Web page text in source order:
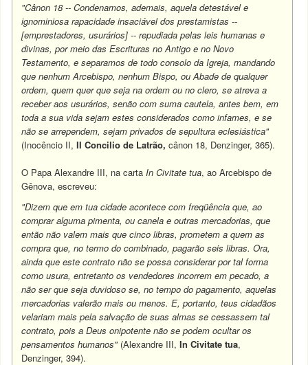
"Cânon 18 -- Condenamos, ademais, aquela detestável e
ignominiosa rapacidade insaciável dos prestamistas --
[emprestadores, usurários] -- repudiada pelas leis humanas e
divinas, por meio das Escrituras no Antigo e no Novo
Testamento, e separamos de todo consolo da Igreja, mandando
que nenhum Arcebispo, nenhum Bispo, ou Abade de qualquer
ordem, quem quer que seja na ordem ou no clero, se atreva a
receber aos usurários, senão com suma cautela, antes bem, em
toda a sua vida sejam estes considerados como infames, e se
não se arrependem, sejam privados de sepultura eclesiástica"
(Inocêncio II,II Concilio de Latrão,cânon 18, Denzinger, 365).
O Papa Alexandre III, na cartaIn Civitate tua, ao Arcebispo de
Gênova, escreveu:
"Dizem que em tua cidade acontece com freqüência que, ao
comprar alguma pimenta, ou canela e outras mercadorias, que
então não valem mais que cinco libras, prometem a quem as
compra que, no termo do combinado, pagarão seis libras. Ora,
ainda que este contrato não se possa considerar por tal forma
como usura, entretanto os vendedores incorrem em pecado, a
não ser que seja duvidoso se, no tempo do pagamento, aquelas
mercadorias valerão mais ou menos. E, portanto, teus cidadãos
velariam mais pela salvação de suas almas se cessassem tal
contrato, pois a Deus onipotente não se podem ocultar os
pensamentos humanos"(Alexandre III,In Civitate tua,
Denzinger, 394).